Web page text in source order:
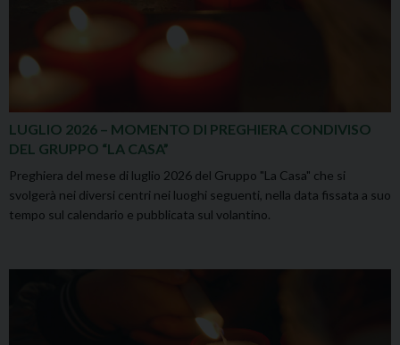
LUGLIO 2026 – MOMENTO DI PREGHIERA CONDIVISO
DEL GRUPPO “LA CASA”
Preghiera del mese di luglio 2026 del Gruppo "La Casa" che si
svolgerà nei diversi centri nei luoghi seguenti, nella data fissata a suo
tempo sul calendario e pubblicata sul volantino.